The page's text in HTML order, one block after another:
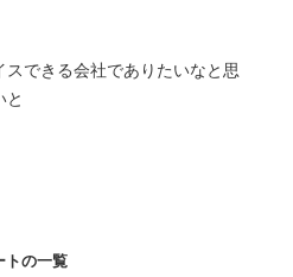
できる会社でありたいなと思
と
トの一覧